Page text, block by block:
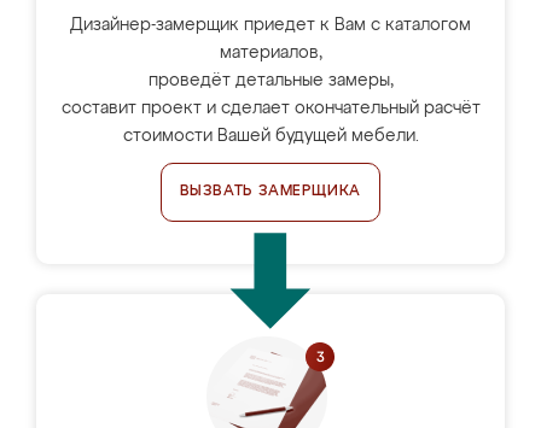
Дизайнер-замерщик приедет к Вам с каталогом
материалов,
проведёт детальные замеры,
составит проект и сделает окончательный расчёт
стоимости Вашей будущей мебели.
ВЫЗВАТЬ ЗАМЕРЩИКА